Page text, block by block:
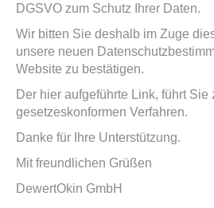
DGSVO zum Schutz Ihrer Daten.
Wir bitten Sie deshalb im Zuge
unsere neuen
Website zu bestätigen.
Der hier aufgeführte Link, führt Sie
gesetzeskonformen Verfahren.
Danke für Ihre Unterstützung.
Mit freundlichen Grüßen
DewertOkin GmbH